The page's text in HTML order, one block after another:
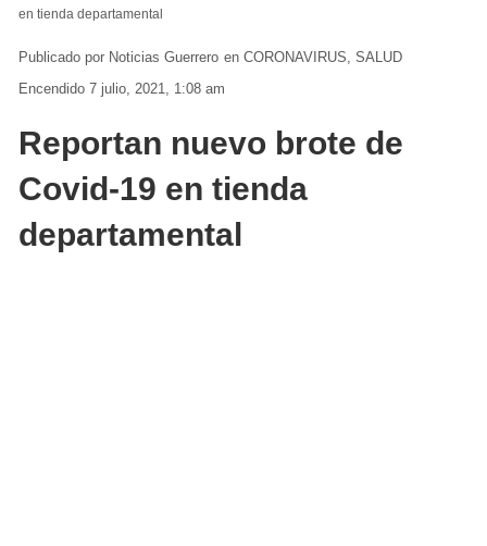
en tienda departamental
Noticias Guerrero en CORONAVIRUS SALUD
Encendido 7 julio, 2021, 1:08 am
Reportan nuevo brote de
Covid-19 en tienda
departamental